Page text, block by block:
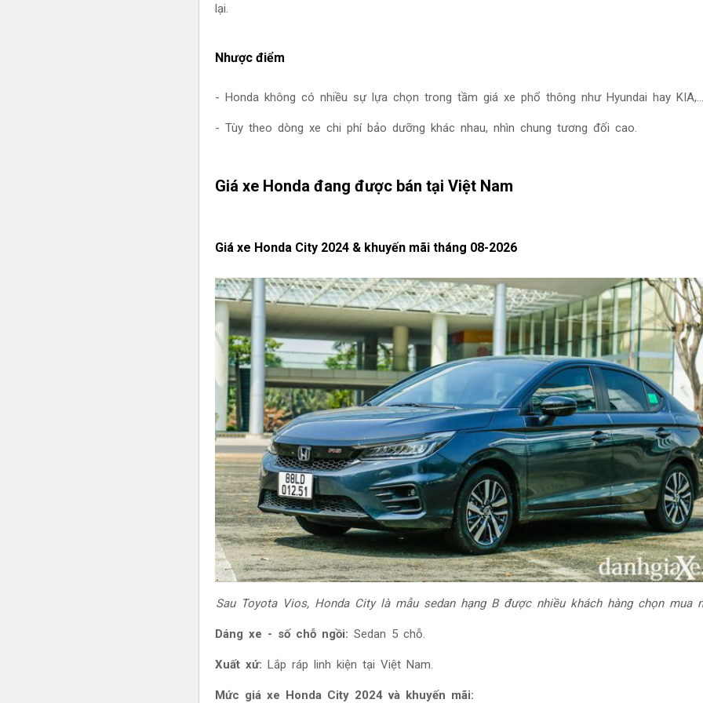
lại.
Nhược điểm
- Honda không có nhiều sự lựa chọn trong tầm giá xe phổ thông như Hyundai hay KIA,...
- Tùy theo dòng xe chi phí bảo dưỡng khác nhau, nhìn chung tương đối cao.
Giá xe Honda đang được bán tại Việt Nam
Giá xe Honda City 2024 & khuyến mãi tháng 08-2026
Sau Toyota Vios, Honda City là mẫu sedan hạng B được nhiều khách hàng chọn mua
Dáng xe - số chỗ ngồi: Sedan 5 chỗ.
Xuất xứ: Lắp ráp linh kiện tại Việt Nam.
Mức giá xe Honda City 2024 và khuyến mãi: